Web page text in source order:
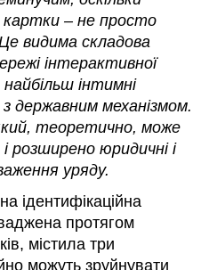
картки – не просто
видима складова
інтерактивної
найбільш інтимні
державним механізмом.
теоретично, може
розширено юридичні і
уряду.
ідентифікаційна
протягом
містила три
можуть зруйнувати